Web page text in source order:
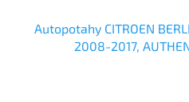
Autopotahy CITROEN
2008-2017,